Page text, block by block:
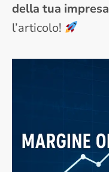
della tua impresa
l’articolo!